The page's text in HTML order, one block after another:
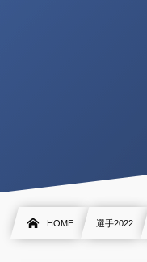
HOME 選手2022